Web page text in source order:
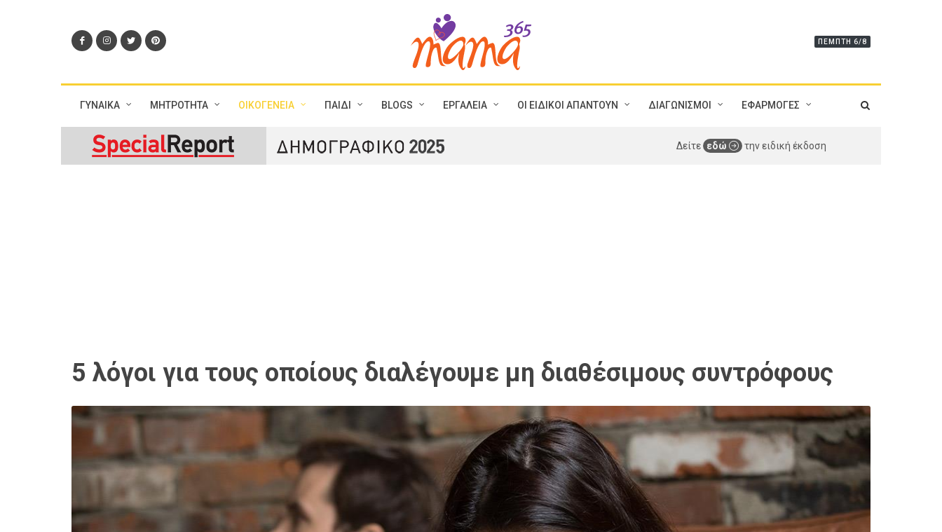
ΠΈΜΠΤΗ 6/8
ΓΥΝΑΙΚΑ ΜΗΤΡΟΤΗΤΑ ΟΙΚΟΓΕΝΕΙΑ ΠΑΙΔΙ BLOGS ΕΡΓΑΛΕΙΑ ΟΙ ΕΙΔΙΚΟΙ ΑΠΑΝΤΟΥΝ ΔΙΑΓΩΝΙΣΜΟΙ ΕΦΑΡΜΟΓΕΣ
Δείτε εδώ την ειδική έκδοση
5 λόγοι για τους οποίους διαλέγουμε μη διαθέσιμους συντρόφους